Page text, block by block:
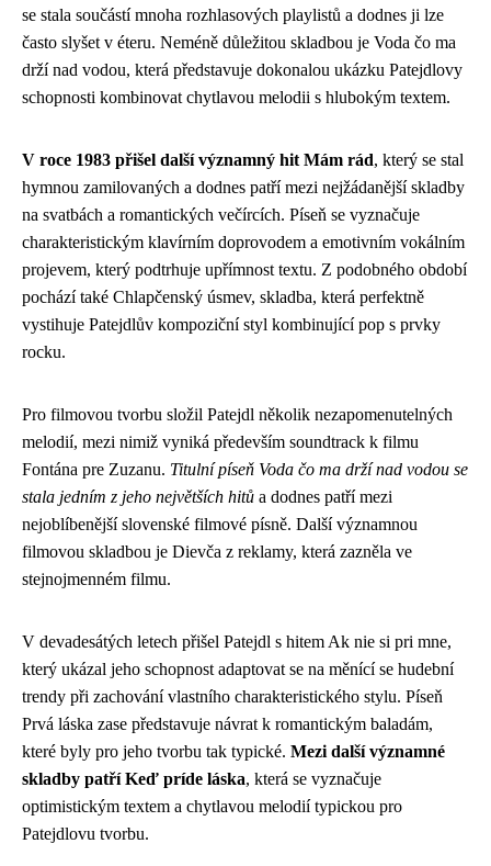
se stala součástí mnoha rozhlasových playlistů a dodnes ji lze
často slyšet v éteru. Neméně důležitou skladbou je Voda čo ma
drží nad vodou, která představuje dokonalou ukázku Patejdlovy
schopnosti kombinovat chytlavou melodii s hlubokým textem.
V roce 1983 přišel další významný hit Mám rád, který se stal
hymnou zamilovaných a dodnes patří mezi nejžádanější skladby
na svatbách a romantických večírcích. Píseň se vyznačuje
charakteristickým klavírním doprovodem a emotivním vokálním
projevem, který podtrhuje upřímnost textu. Z podobného období
pochází také Chlapčenský úsmev, skladba, která perfektně
vystihuje Patejdlův kompoziční styl kombinující pop s prvky
rocku.
Pro filmovou tvorbu složil Patejdl několik nezapomenutelných
melodií, mezi nimiž vyniká především soundtrack k filmu
Fontána pre Zuzanu. Titulní píseň Voda čo ma drží nad vodou se
stala jedním z jeho největších hitů a dodnes patří mezi
nejoblíbenější slovenské filmové písně. Další významnou
filmovou skladbou je Dievča z reklamy, která zazněla ve
stejnojmenném filmu.
V devadesátých letech přišel Patejdl s hitem Ak nie si pri mne,
který ukázal jeho schopnost adaptovat se na měnící se hudební
trendy při zachování vlastního charakteristického stylu. Píseň
Prvá láska zase představuje návrat k romantickým baladám,
které byly pro jeho tvorbu tak typické. Mezi další významné
skladby patří Keď príde láska, která se vyznačuje
optimistickým textem a chytlavou melodií typickou pro
Patejdlovu tvorbu.